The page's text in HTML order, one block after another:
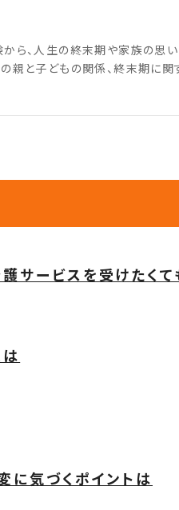
ら、人生の終末期や家族の思
親と子どもの関係、終末期に
ービスを受けたくて
に気づくポイントは